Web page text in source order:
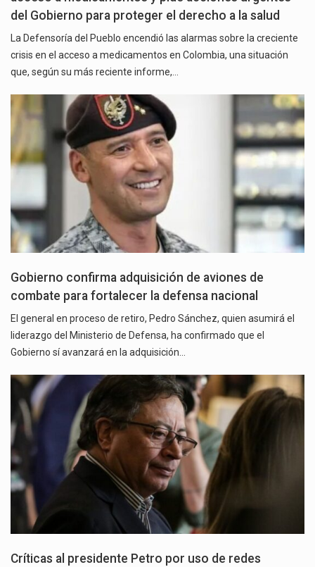
del Gobierno para proteger el derecho a la salud
La Defensoría del Pueblo encendió las alarmas sobre la creciente
crisis en el acceso a medicamentos en Colombia, una situación
que, según su más reciente informe,…
Gobierno confirma adquisición de aviones de
combate para fortalecer la defensa nacional
El general en proceso de retiro, Pedro Sánchez, quien asumirá el
liderazgo del Ministerio de Defensa, ha confirmado que el
Gobierno sí avanzará en la adquisición…
Críticas al presidente Petro por uso de redes